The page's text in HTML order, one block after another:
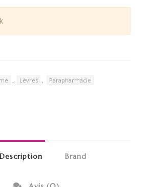
, Lèvres , Parapharmacie
Description Brand